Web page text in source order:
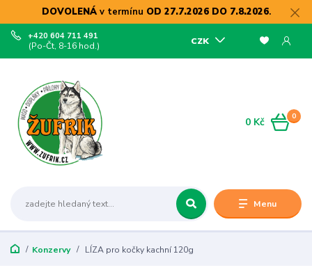
DOVOLENÁv termínu OD 27.7.2026 DO 7.8.2026.
Menu
CZK
+420 604 711 491
(Po-Čt, 8-16 hod.)
0
0 Kč
Konzervy LÍZA pro kočky kachní 120g